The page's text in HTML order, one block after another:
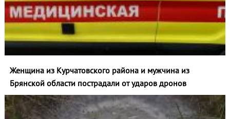
Женщина из Курчатовского района и мужчина из
Брянской области пострадали от ударов дронов